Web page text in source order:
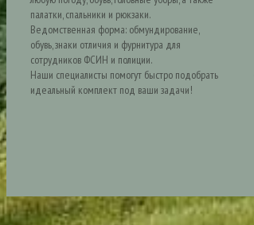
палатки, спальники и рюкзаки.
Ведомственная форма: обмундирование,
обувь, знаки отличия и фурнитура для
сотрудников ФСИН и полиции.
Наши специалисты помогут быстро подобрать
идеальный комплект под ваши задачи!